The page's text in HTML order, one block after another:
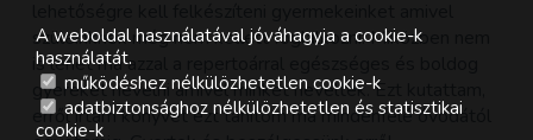
szüleinknek még nem kellett foglalkozni. Miközben nem
is lehet ma azzal a repertoárral egészséges és boldog
gyereket nevelni amivel minket neveltek. Ezt kutattam,
erről írtam könyvet ezt tanítom ma mindenfelé óvodától
A weboldal használatával jóváhagyja a cookie-k
használatát.
működéshez nélkülözhetetlen cookie-k
adatbiztonsághoz nélkülözhetetlen és statisztikai
cookie-k